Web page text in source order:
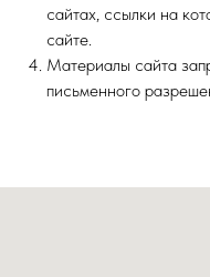
сайтах, ссылки на
сайте.
Материалы сайта
письменного